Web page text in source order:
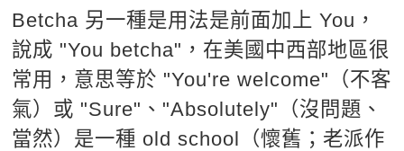
Betcha 另一種是用法是前面加上 You，
說成 "You betcha"，在美國中西部地區很
常用，意思等於 "You're welcome"（不客
氣）或 "Sure"、"Absolutely"（沒問題、
當然）是一種 old school（懷舊；老派作